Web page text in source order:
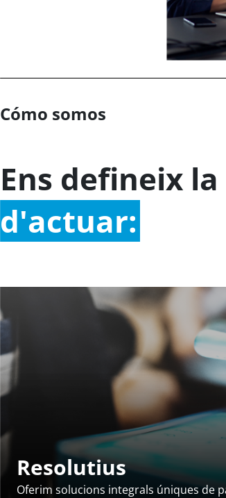
Cómo somos
Ens defineix
d'actuar:
Resolutius
Oferim solucions integrals úniques de